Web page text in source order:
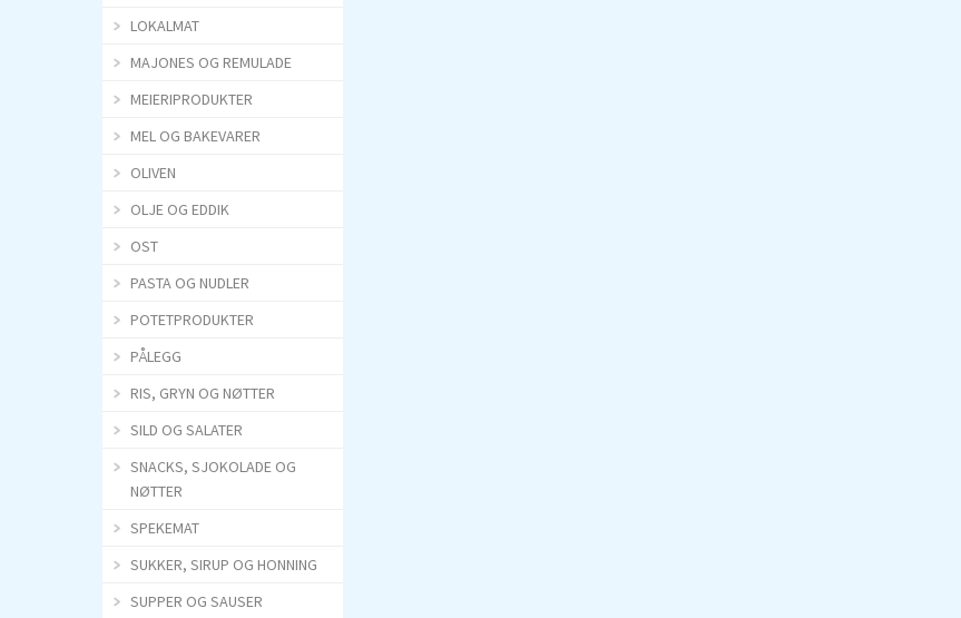
LOKALMAT
MAJONES OG REMULADE
MEIERIPRODUKTER
MEL OG BAKEVARER
OLIVEN
OLJE OG EDDIK
OST
PASTA OG NUDLER
POTETPRODUKTER
PÅLEGG
RIS, GRYN OG NØTTER
SILD OG SALATER
SNACKS, SJOKOLADE OG
NØTTER
SPEKEMAT
SUKKER, SIRUP OG HONNING
SUPPER OG SAUSER